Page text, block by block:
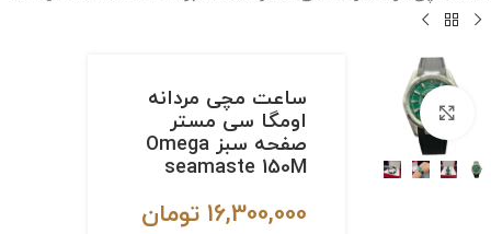
برای بزرگنمایی کلیک کنیدساعت مچی مردانه
اومگا سی مستر
صفحه سبز Omega
seamaste 150M
16,300,000 تومان